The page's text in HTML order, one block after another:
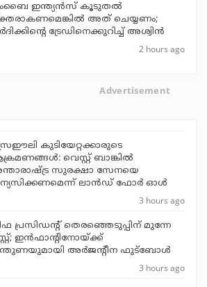
ഇന്ത്യന്‍സ് കൂടുതല്‍
അത് ചെയ്യണം;
ട്രേഡിനെക്കുറിച്ച് അശ്വിന്‍
2 hours ago
Advertisement
കുടിയേറ്റക്കാരുടെ
വെസ്റ്റ് ബാങ്കില്‍
സുരക്ഷാ സേനയെ
ലാന്‍ഡ് ഫോര്‍ ഓള്‍
3 hours ago
പ്രസിഡന്റ് തെരഞ്ഞെടുപ്പിന് മുന്നേ
ഇന്‍ഫാന്റിനോയ്ക്ക്
അര്‍ജന്റീന ഫുട്‌ബോള്‍
3 hours ago